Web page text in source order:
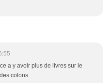
a y avoir plus de livres sur le
colons